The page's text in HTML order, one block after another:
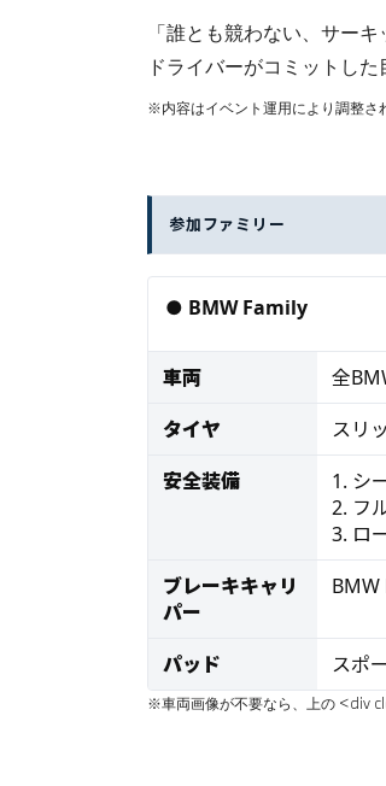
「誰とも競わない、サー
ドライバーがコミットし
※内容はイベント運用により調整さ
参加ファミリー
● BMW Family
車両
全
タイヤ
スリ
安全装備
1. シ
2. フ
3. ロ
ブレーキキャリ
パー
BMW
パッド スポ
※車両画像が不要なら、上の <div